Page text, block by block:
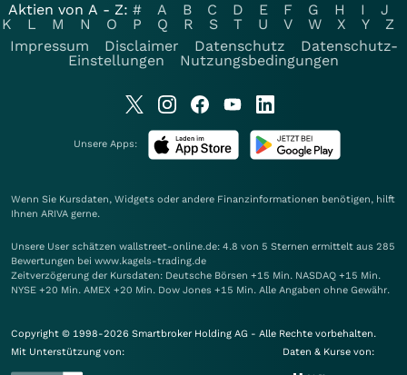
Aktien von A - Z: # A B C D E F G H I
J
K
L M N O P Q R S T U V W X Y
Z
Impressum
Disclaimer Datenschutz
Datenschutz-
Einstellungen
Nutzungsbedingungen
Unsere Apps:
Wenn Sie Kursdaten, Widgets oder andere Finanzinformationen benötigen, hilft
Ihnen ARIVA gerne.
Unsere User schätzen wallstreet-online.de: 4.8 von 5 Sternen ermittelt aus 285
Bewertungen bei www.kagels-trading.de
Zeitverzögerung der Kursdaten: Deutsche Börsen +15 Min. NASDAQ +15 Min.
NYSE +20 Min. AMEX +20 Min. Dow Jones +15 Min. Alle Angaben ohne Gewähr.
Copyright © 1998-2026 Smartbroker Holding AG - Alle Rechte vorbehalten.
Mit Unterstützung von:
Daten & Kurse von: